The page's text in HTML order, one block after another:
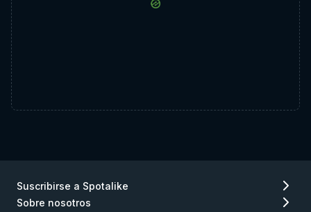
Suscribirse a Spotalike
Sobre nosotros